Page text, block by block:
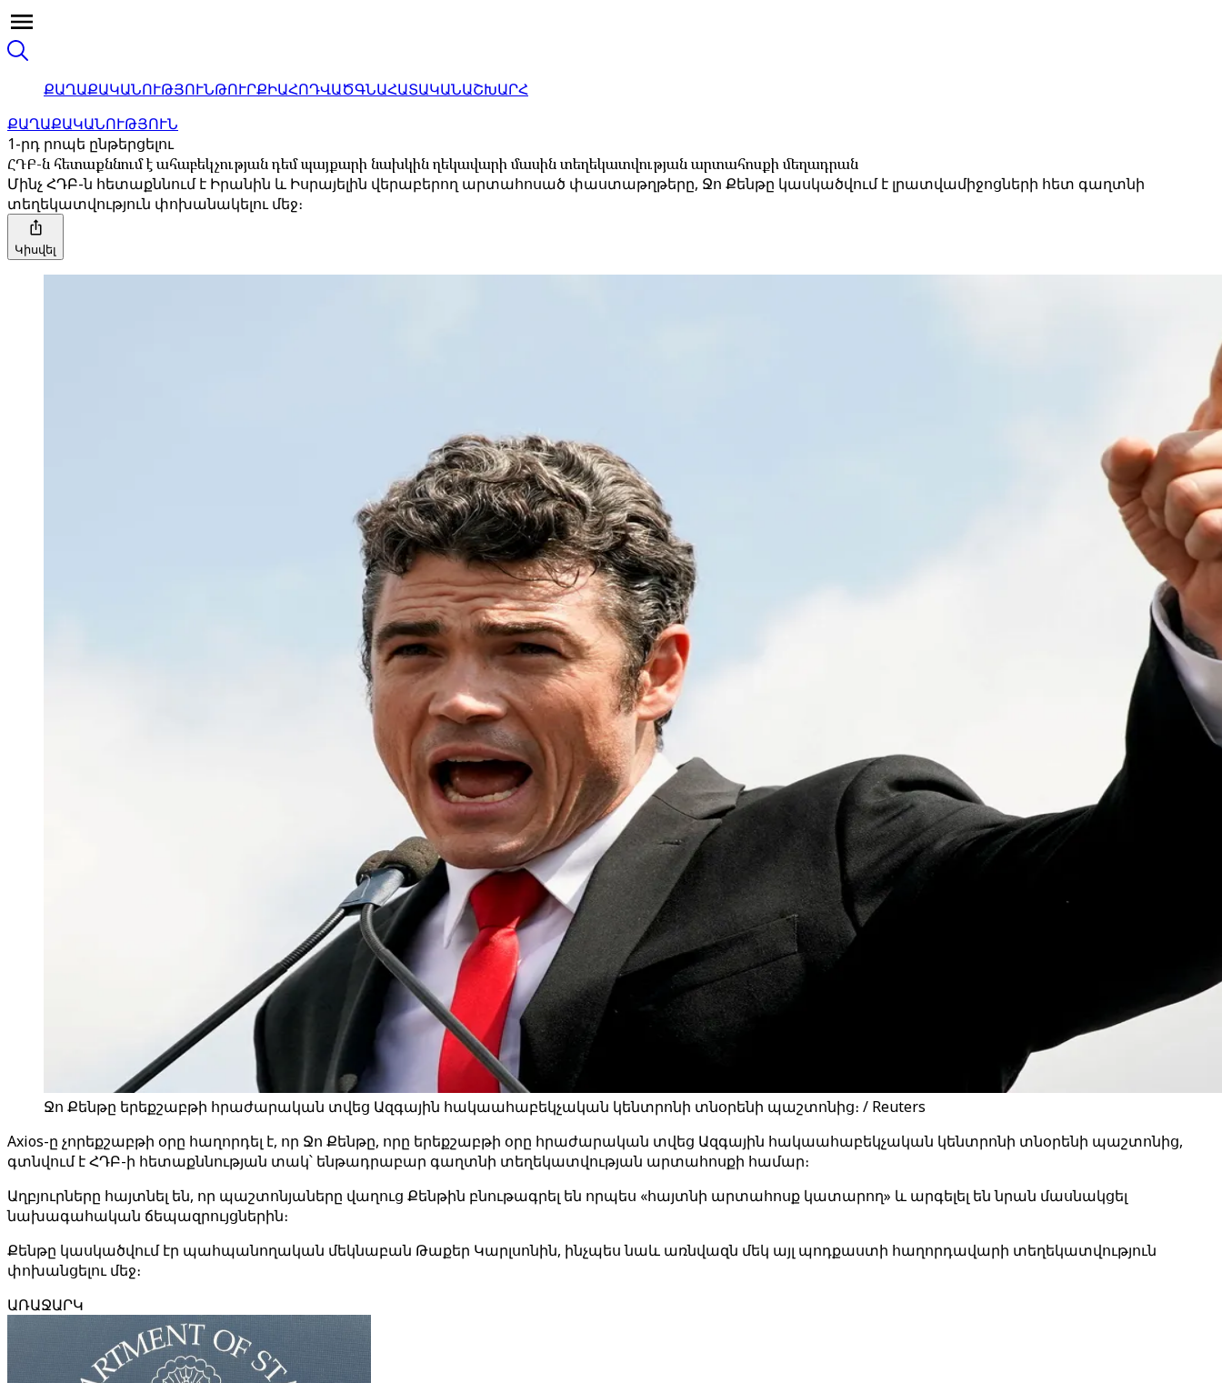
ՔԱՂԱՔԱԿԱՆՈՒԹՅՈՒՆԹՈՒՐՔԻԱՀՈԴՎԱԾԳՆԱՀԱՏԱԿԱՆԱՇԽԱՐՀ
ՔԱՂԱՔԱԿԱՆՈՒԹՅՈՒՆ
1-րդ րոպե ընթերցելու
ՀԴԲ-ն հետաքննում է ահաբեկչության դեմ պայքարի նախկին ղեկավարի մասին տեղեկատվության արտահոսքի մեղադրան
Մինչ ՀԴԲ-ն հետաքննում է Իրանին և Իսրայելին վերաբերող արտահոսած փաստաթղթերը, Ջո Քենթը կասկածվում է լրատվամիջոցների հետ գաղտնի
տեղեկատվություն փոխանակելու մեջ։
Կիսվել
Ջո Քենթը երեքշաբթի հրաժարական տվեց Ազգային հակաահաբեկչական կենտրոնի տնօրենի պաշտոնից։ / Reuters
Axios-ը չորեքշաբթի օրը հաղորդել է, որ Ջո Քենթը, որը երեքշաբթի օրը հրաժարական տվեց Ազգային հակաահաբեկչական կենտրոնի տնօրենի պաշտոնից,
գտնվում է ՀԴԲ-ի հետաքննության տակ՝ ենթադրաբար գաղտնի տեղեկատվության արտահոսքի համար։
Աղբյուրները հայտնել են, որ պաշտոնյաները վաղուց Քենթին բնութագրել են որպես «հայտնի արտահոսք կատարող» և արգելել են նրան մասնակցել
նախագահական ճեպազրույցներին։
Քենթը կասկածվում էր պահպանողական մեկնաբան Թաքեր Կարլսոնին, ինչպես նաև առնվազն մեկ այլ պոդքաստի հաղորդավարի տեղեկատվություն
փոխանցելու մեջ։
ԱՌԱՋԱՐԿ